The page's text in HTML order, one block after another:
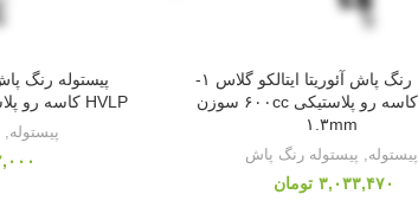
پیستوله رنگ پاش آئوریتا ایتالکو گلاس ۱-
HVLP کاسه رو پلاستیکی ۶۰۰cc سوزن
۱.۳mm
پیستوله, پیستوله رنگ پاش
تومان
HVLP کاسه رو پلاستیکی ۶۰۰cc – سوزن ۱.۳
پیستوله,